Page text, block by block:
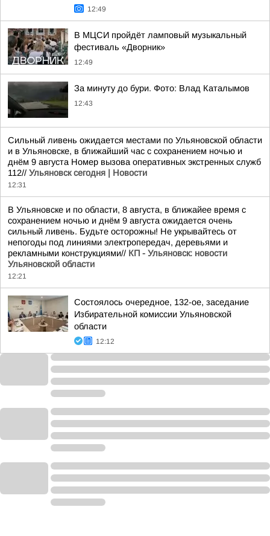
12:49
В МЦСИ пройдёт ламповый музыкальный
фестиваль «Дворник»
12:49
За минуту до бури. Фото: Влад Каталымов
12:43
Сильный ливень ожидается местами по Ульяновской области
и в Ульяновске, в ближайший час с сохранением ночью и
днём 9 августа Номер вызова оперативных экстренных служб
112// Ульяновск сегодня | Новости
12:31
В Ульяновске и по области, 8 августа, в ближайее время с
сохранением ночью и днём 9 августа ожидается очень
сильный ливень. Будьте осторожны! Не укрывайтесь от
непогоды под линиями электропередач, деревьями и
рекламными конструкциями// КП - Ульяновск: новости
Ульяновской области
12:21
Состоялось очередное, 132-ое, заседание
Избирательной комиссии Ульяновской
области
12:12